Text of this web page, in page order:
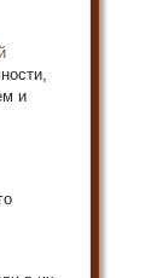
и